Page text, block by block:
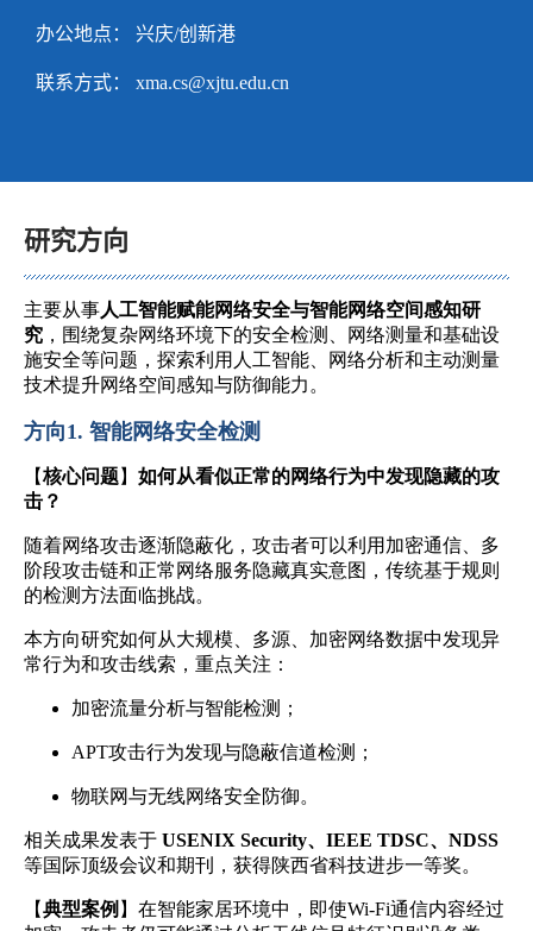
办公地点： 兴庆/创新港
联系方式： xma.cs@xjtu.edu.cn
研究方向